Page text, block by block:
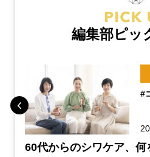
編集部ピッ
#
60代からのシワケア、